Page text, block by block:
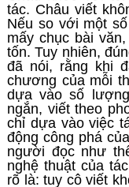
tác. Châu viết
Nếu so với một
mấy chục bài
tốn. Tuy nhiên,
đã nói, rằng khi
chương của mỗi
dựa vào số
ngắn, viết theo
chỉ dựa vào việc
động công phá
người đọc như
nghệ thuật của
rõ là: tuy cô viết